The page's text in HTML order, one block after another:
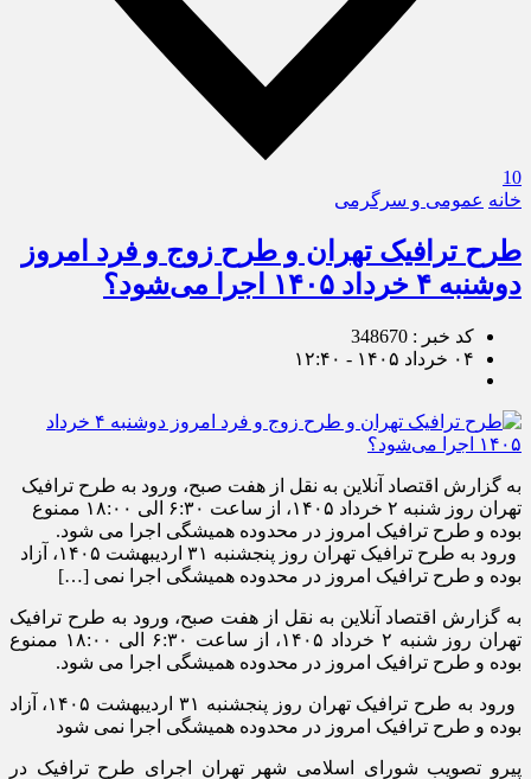
10
خانه عمومی و سرگرمی
طرح ترافیک تهران و طرح زوج و فرد امروز
دوشنبه ۴ خرداد ۱۴۰۵ اجرا می‌شود؟
کد خبر : 348670
۰۴ خرداد ۱۴۰۵ - ۱۲:۴۰
به گزارش اقتصاد آنلاین به نقل از هفت صبح، ورود به طرح ترافیک
تهران روز شنبه ۲ خرداد ۱۴۰۵، از ساعت ۶:۳۰ الی ۱۸:۰۰ ممنوع
بوده و طرح ترافیک امروز در محدوده همیشگی اجرا می شود.
ورود به طرح ترافیک تهران روز پنجشنبه ۳۱ اردیبهشت ۱۴۰۵، آزاد
بوده و طرح ترافیک امروز در محدوده همیشگی اجرا نمی […]
به گزارش اقتصاد آنلاین به نقل از هفت صبح، ورود به طرح ترافیک
تهران روز شنبه ۲ خرداد ۱۴۰۵، از ساعت ۶:۳۰ الی ۱۸:۰۰ ممنوع
بوده و طرح ترافیک امروز در محدوده همیشگی اجرا می شود.
ورود به طرح ترافیک تهران روز پنجشنبه ۳۱ اردیبهشت ۱۴۰۵، آزاد
بوده و طرح ترافیک امروز در محدوده همیشگی اجرا نمی شود
پیرو تصویب شورای اسلامی شهر تهران اجرای طرح ترافیک در